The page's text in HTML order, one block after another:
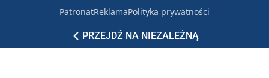
PRZEJDŹ NA NIEZALEŻNĄ
PatronatReklamaPolityka prywatności